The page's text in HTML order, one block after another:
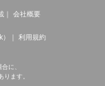
会社概要
利用規約
に、
ます。